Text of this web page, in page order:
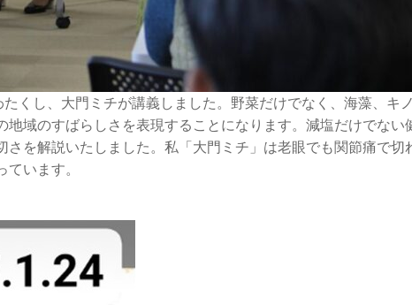
くし、大門ミチが講義しました。野菜だけでなく、海藻、キノ
域のすばらしさを表現することになります。減塩だけでない
を解説いたしました。私「大門ミチ」は老眼でも関節痛で切
います。